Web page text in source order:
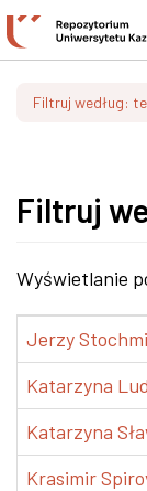
Filtruj według:
Filtruj
Wyświetlanie
Jerzy
Katarzyna
Katarzyna
Krasimir